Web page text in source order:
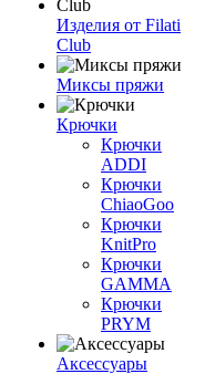
Изделия от Filati
Club
Миксы пряжи
Крючки
Крючки
ADDI
Крючки
ChiaoGoo
Крючки
KnitPro
Крючки
GAMMA
Крючки
PRYM
Аксессуары